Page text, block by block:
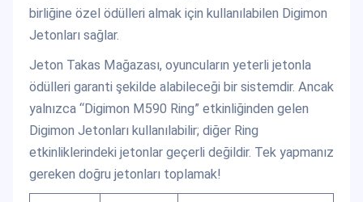
birliğine özel ödülleri almak için kullanılabilen Digimon
Jetonları sağlar.
Jeton Takas Mağazası, oyuncuların yeterli jetonla
ödülleri garanti şekilde alabileceği bir sistemdir. Ancak
yalnızca “Digimon M590 Ring” etkinliğinden gelen
Digimon Jetonları kullanılabilir; diğer Ring
etkinliklerindeki jetonlar geçerli değildir. Tek yapmanız
gereken doğru jetonları toplamak!